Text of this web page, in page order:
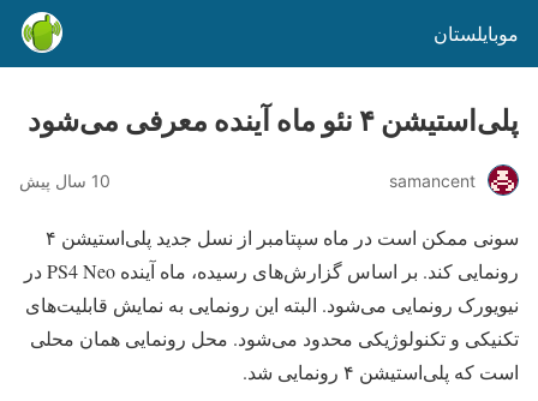
موبایلستان
پلی‌استیشن ۴ نئو ماه آینده معرفی می‌شود
samancent 10 سال پیش
سونی ممکن است در ماه سپتامبر از نسل جدید پلی‌استیشن ۴
رونمایی کند. بر اساس گزارش‌های رسیده، ماه آینده PS4 Neo در
نیویورک رونمایی می‌شود. البته این رونمایی به نمایش قابلیت‌های
تکنیکی و تکنولوژیکی محدود می‌شود. محل رونمایی همان محلی
است که پلی‌استیشن ۴ رونمایی شد.